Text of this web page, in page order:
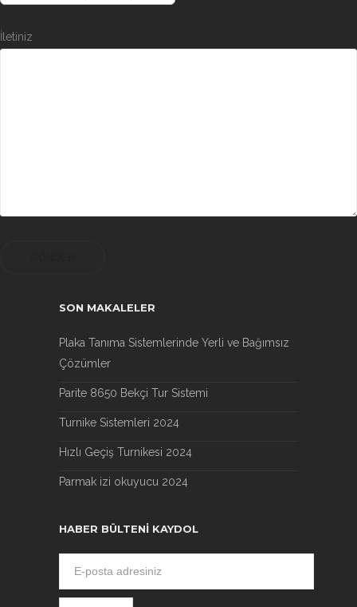
İletiniz
SON MAKALELER
Plaka Tanıma Sistemlerinde Yerli ve Bağımsız
Çözümler
Parite 8650 Bekçi Tur Sistemi
Turnike Sistemleri 2024
Hızlı Geçiş Turnikesi 2024
Parmak izi okuyucu 2024
HABER BÜLTENI KAYDOL